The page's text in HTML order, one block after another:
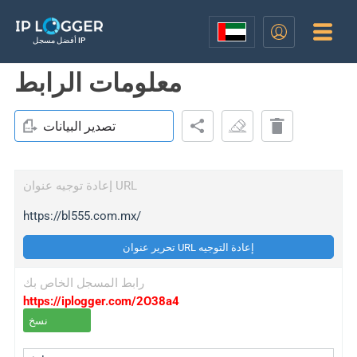
أفضل مسجل IP
معلومات الرابط
تصدير البيانات
إعادة توجيه عنوان URL
https://bl555.com.mx/
تحرير عنوان URL إعادة التوجيه
رابط المسجل الخاص بك
https://iplogger.com/2O38a4
نسخ